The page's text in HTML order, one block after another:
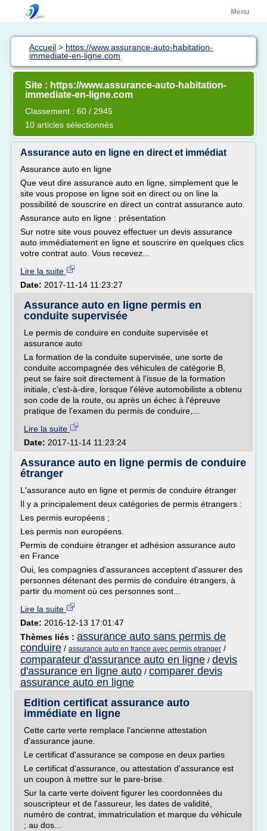
Menu
Accueil > https://www.assurance-auto-habitation-
immediate-en-ligne.com
Site : https://www.assurance-auto-habitation-
immediate-en-ligne.com
Classement : 60 / 2945
10 articles sélectionnés
Assurance auto en ligne en direct et immédiat
Assurance auto en ligne
Que veut dire assurance auto en ligne, simplement que le
site vous propose en ligne soit en direct ou on line la
possibilité de souscrire en direct un contrat assurance auto.
Assurance auto en ligne : présentation
Sur notre site vous pouvez effectuer un devis assurance
auto immédiatement en ligne et souscrire en quelques clics
votre contrat auto. Vous recevez...
Lire la suite
Date: 2017-11-14 11:23:27
Assurance auto en ligne permis en
conduite supervisée
Le permis de conduire en conduite supervisée et
assurance auto
La formation de la conduite supervisée, une sorte de
conduite accompagnée des véhicules de catégorie B,
peut se faire soit directement à l'issue de la formation
initiale, c'est-à-dire, lorsque l'élève automobiliste a obtenu
son code de la route, ou après un échec à l'épreuve
pratique de l'examen du permis de conduire,...
Lire la suite
Date: 2017-11-14 11:23:24
Assurance auto en ligne permis de conduire
étranger
L'assurance auto en ligne et permis de conduire étranger
Il y a principalement deux catégories de permis étrangers :
Les permis européens ;
Les permis non européens.
Permis de conduire étranger et adhésion assurance auto
en France
Oui, les compagnies d'assurances acceptent d'assurer des
personnes détenant des permis de conduire étrangers, à
partir du moment où ces personnes sont...
Lire la suite
Date: 2016-12-13 17:01:47
Thèmes liés : assurance auto sans permis de
conduire / assurance auto en france avec permis etranger /
comparateur d'assurance auto en ligne / devis
d'assurance en ligne auto / comparer devis
assurance auto en ligne
Edition certificat assurance auto
immédiate en ligne
Cette carte verte remplace l'ancienne attestation
d'assurance jaune.
Le certificat d'assurance se compose en deux parties
Le certificat d'assurance, ou attestation d'assurance est
un coupon à mettre sur le pare-brise.
Sur la carte verte doivent figurer les coordonnées du
souscripteur et de l'assureur, les dates de validité,
numéro de contrat, immatriculation et marque du véhicule
; au dos...